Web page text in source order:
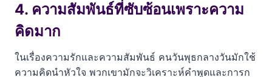
4. ความสัมพันธ์ที่ซับซ้อนเพราะความ
คิดมาก
ในเรื่องความรักและความสัมพันธ์ คนวันพุธกลางวันมักใช้
ความคิดนำหัวใจ พวกเขามักจะวิเคราะห์คำพูดและการก